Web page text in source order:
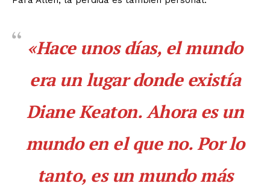
«Hace unos días, el mundo
era un lugar donde existía
Diane Keaton. Ahora es un
mundo en el que no. Por lo
tanto, es un mundo más